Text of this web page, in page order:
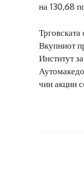
на 130,68
Вкупниот
Институт
чии акции